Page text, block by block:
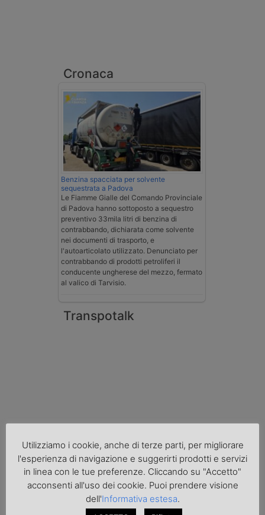
Cronaca
Benzina spacciata per solvente
sequestrata a Padova
Le Fiamme Gialle del Comando Provinciale
di Padova hanno sottoposto a sequestro
preventivo 33mila litri di benzina di
contrabbando, dichiarata come solvente
nei documenti di trasporto, e
l'autoarticolato utilizzato. Denunciato per
contrabbando di prodotti petroliferi il
conducente ungherese del mezzo, fermato
al valico di Tarvisio.
Transpotalk
Normativa
La riforma del Codice della Strada punta
sull’autotrasporto
Imprenditore di Prato assolto per infortunio
Utilizziamo i cookie, anche di terze parti, per migliorare
l'esperienza di navigazione e suggerirti prodotti e servizi
in linea con le tue preferenze. Cliccando su "Accetto"
acconsenti all'uso dei cookie. Puoi prendere visione
dell'Informativa estesa.